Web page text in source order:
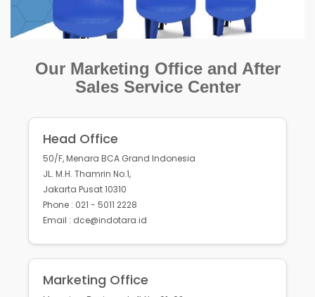
Our Marketing Office and After
Sales Service Center
Head Office
50/F, Menara BCA Grand Indonesia
JL. M.H. Thamrin No.1,
Jakarta Pusat 10310
Phone : 021 - 5011 2228
Email : dce@indotara.id
Marketing Office